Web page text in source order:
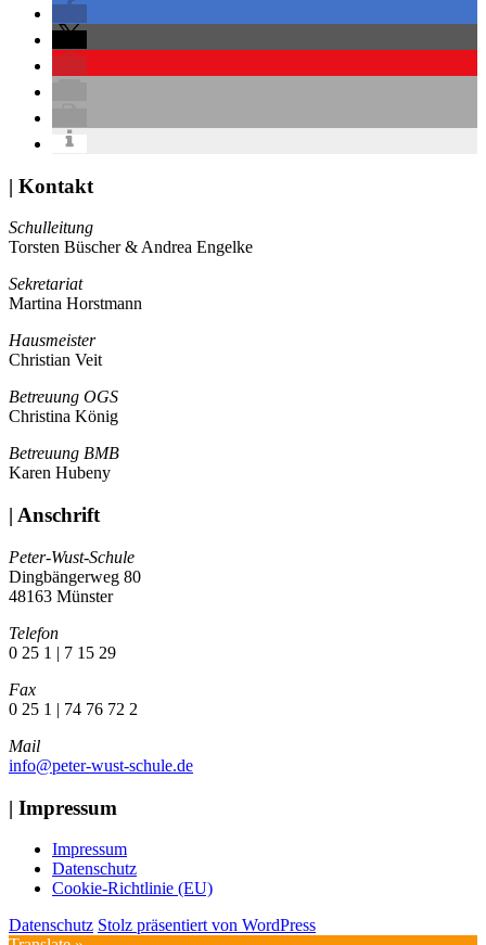
| Kontakt
Schulleitung
Torsten Büscher & Andrea Engelke
Sekretariat
Martina Horstmann
Hausmeister
Christian Veit
Betreuung OGS
Christina König
Betreuung BMB
Karen Hubeny
| Anschrift
Peter-Wust-Schule
Dingbängerweg 80
48163 Münster
Telefon
0 25 1 | 7 15 29
Fax
0 25 1 | 74 76 72 2
Mail
info@peter-wust-schule.de
| Impressum
Impressum
Datenschutz
Cookie-Richtlinie (EU)
Datenschutz Stolz präsentiert von WordPress